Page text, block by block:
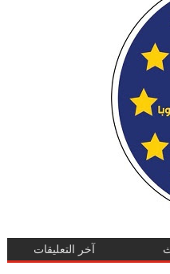
آخر التعليقات